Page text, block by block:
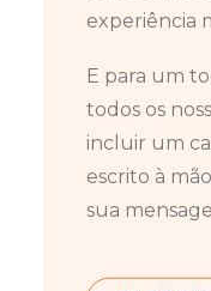
experiência
E para um
todos os
incluir um
escrito à
sua